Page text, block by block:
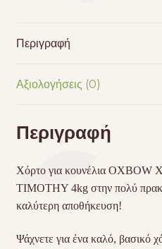
Περιγραφή
Αξιολογήσεις (0)
Περιγραφή
Χόρτο για κουνέλια OXBOW
TIMOTHY 4kg στην πολύ
καλύτερη αποθήκευση!
Ψάχνετε για ένα καλό, βασικό